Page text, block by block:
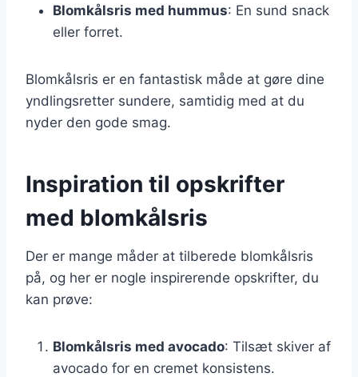
Blomkålsris med hummus: En sund snack
eller forret.
Blomkålsris er en fantastisk måde at gøre dine
yndlingsretter sundere, samtidig med at du
nyder den gode smag.
Inspiration til opskrifter
med blomkålsris
Der er mange måder at tilberede blomkålsris
på, og her er nogle inspirerende opskrifter, du
kan prøve:
Blomkålsris med avocado: Tilsæt skiver af
avocado for en cremet konsistens.